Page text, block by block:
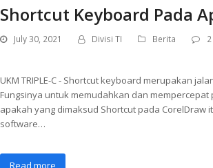
Shortcut Keyboard Pada
July 30, 2021 Divisi TI Berita
UKM TRIPLE-C - Shortcut keyboard merupakan
Fungsinya untuk memudahkan dan
apakah yang dimaksud Shortcut pada CorelDraw
software…
Read more